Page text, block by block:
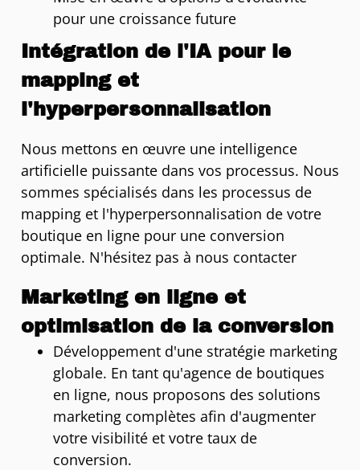
pour une croissance future
Intégration de l'IA pour le
mapping et
l'hyperpersonnalisation
Nous mettons en œuvre une intelligence
artificielle puissante dans vos processus. Nous
sommes spécialisés dans les processus de
mapping et l'hyperpersonnalisation de votre
boutique en ligne pour une conversion
optimale. N'hésitez pas à nous contacter
Marketing en ligne et
optimisation de la conversion
Développement d'une stratégie marketing
globale. En tant qu'agence de boutiques
en ligne, nous proposons des solutions
marketing complètes afin d'augmenter
votre visibilité et votre taux de
conversion.